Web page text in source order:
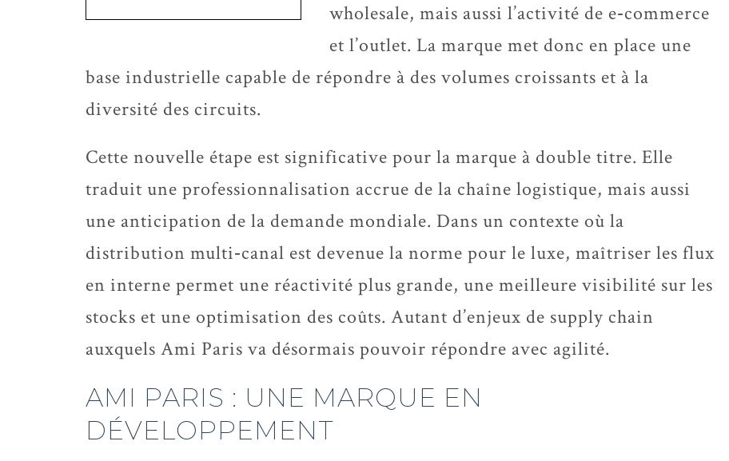
wholesale, mais aussi l’activité de e‑commerce
et l’outlet. La marque met donc en place une
base industrielle capable de répondre à des volumes croissants et à la
diversité des circuits.
Cette nouvelle étape est significative pour la marque à double titre. Elle
traduit une professionnalisation accrue de la chaîne logistique, mais aussi
une anticipation de la demande mondiale. Dans un contexte où la
distribution multi‑canal est devenue la norme pour le luxe, maîtriser les flux
en interne permet une réactivité plus grande, une meilleure visibilité sur les
stocks et une optimisation des coûts. Autant d’enjeux de supply chain
auxquels Ami Paris va désormais pouvoir répondre avec agilité.
AMI PARIS : UNE MARQUE EN
DÉVELOPPEMENT